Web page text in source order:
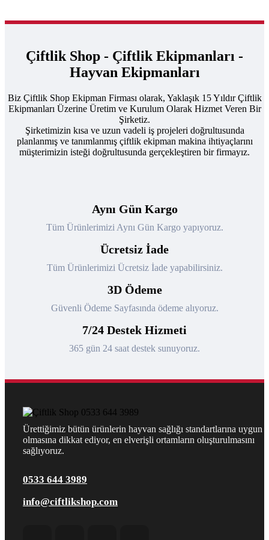
Çiftlik Shop - Çiftlik Ekipmanları -
Hayvan Ekipmanları
Biz Çiftlik Shop Ekipman Firması olarak, Yaklaşık 15 Yıldır Çiftlik
Ekipmanları Üzerine Üretim ve Kurulum Olarak Hizmet Veren Bir
Şirketiz.
Şirketimizin kısa ve uzun vadeli iş projeleri doğrultusunda
planlanmış ve tanımlanmış çiftlik ekipman makina ihtiyaçlarını
müşterimizin isteği doğrultusunda gerçekleştiren bir firmayız.
Aynı Gün Kargo
Tüm Ürünlerimizi Aynı Gün Kargo yapıyoruz.
Ücretsiz İade
Tüm Ürünlerimizi Ücretsiz İade yapabilirsiniz.
3D Ödeme
Güvenli Ödeme Sayfasında ödeme alıyoruz.
7/24 Destek Hizmeti
365 gün 24 saat destek sunuyoruz.
Ürettiğimiz bütün ürünlerin hayvan sağlığı standartlarına uygun
olmasına dikkat ediyor, en elverişli ortamların oluşturulmasını
sağlıyoruz.
0533 644 3989
info@ciftlikshop.com